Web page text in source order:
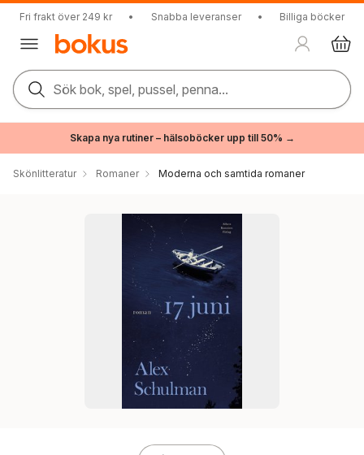
Fri frakt över 249 kr • Snabba leveranser • Billiga böcker
Sök bok, spel, pussel, penna...
Skapa nya rutiner – hälsoböcker upp till 50% →
Skönlitteratur Romaner Moderna och samtida romaner